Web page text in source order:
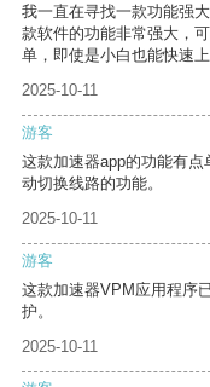
我一直在寻找一款功能强
款软件的功能非常强大，
单，即使是小白也能快速上
2025-10-11
游客
这款加速器app的功能有
动切换线路的功能。
2025-10-11
游客
这款加速器VPM应用程序
护。
2025-10-11